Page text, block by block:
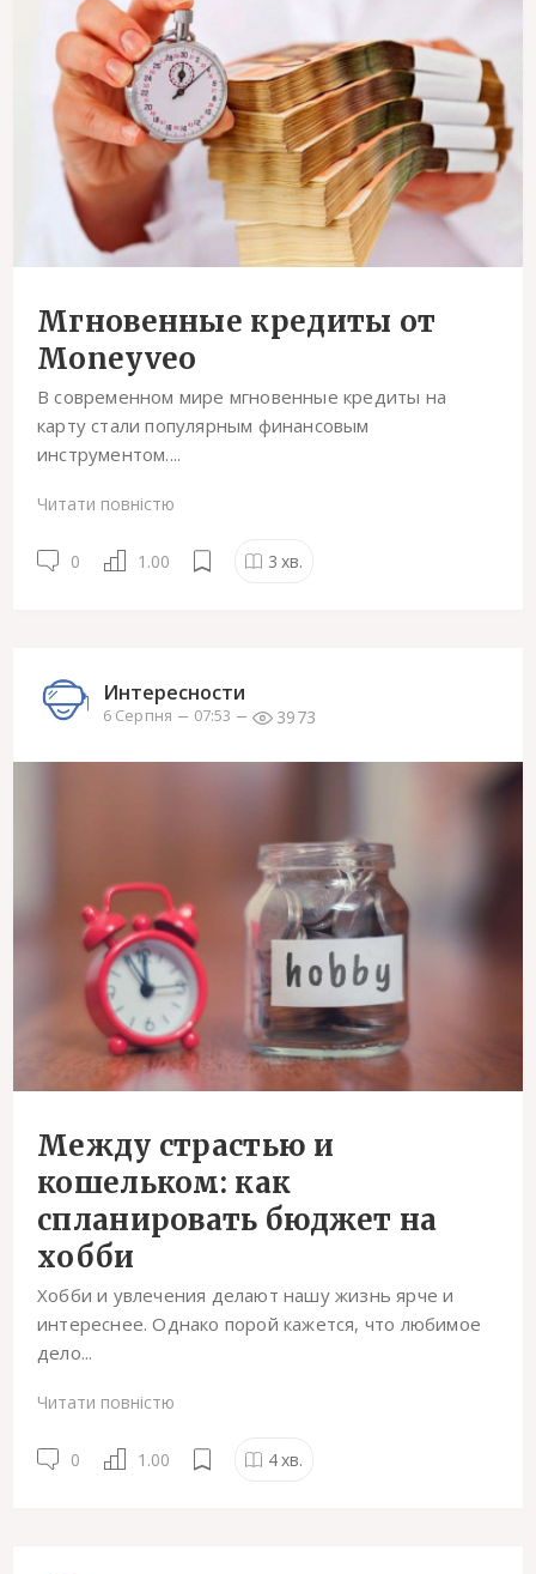
Мгновенные кредиты от
Moneyveo
В современном мире мгновенные кредиты на
карту стали популярным финансовым
инструментом....
Читати повністю
0 1.00 3 хв.
Интересности
6 Серпня 07:53 3973
Между страстью и
кошельком: как
спланировать бюджет на
хобби
Хобби и увлечения делают нашу жизнь ярче и
интереснее. Однако порой кажется, что любимое
дело...
Читати повністю
0 1.00 4хв.